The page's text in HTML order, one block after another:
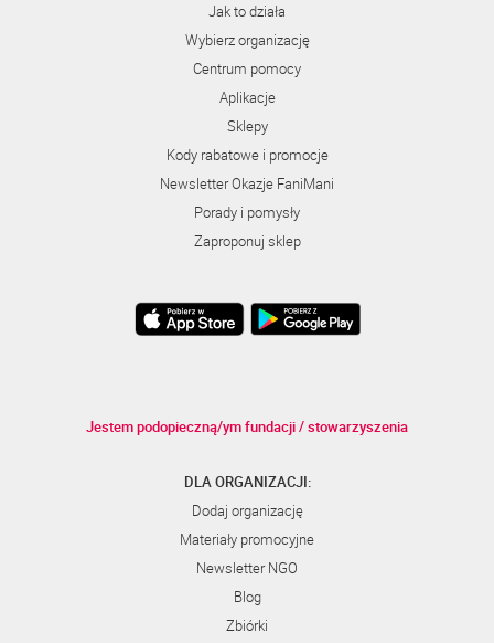
Jak to działa
Wybierz organizację
Centrum pomocy
Aplikacje
Sklepy
Kody rabatowe i promocje
Newsletter Okazje FaniMani
Porady i pomysły
Zaproponuj sklep
Jestem podopieczną/ym fundacji / stowarzyszenia
DLA ORGANIZACJI:
Dodaj organizację
Materiały promocyjne
Newsletter NGO
Blog
Zbiórki